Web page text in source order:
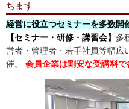
ちます
経営に役立つセミナーを多数開
【セミナー・研修・講習会】 多
営者・管理者・若手社員等幅広
催。 会員企業は割安な受講料で